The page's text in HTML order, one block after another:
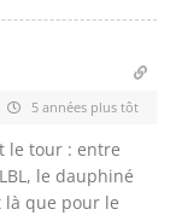
5 années plus tôt
le tour : entre
le dauphiné
là que pour le